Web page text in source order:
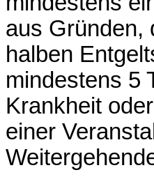
aus Gründen,
halben
mindestens 5
Krankheit
einer